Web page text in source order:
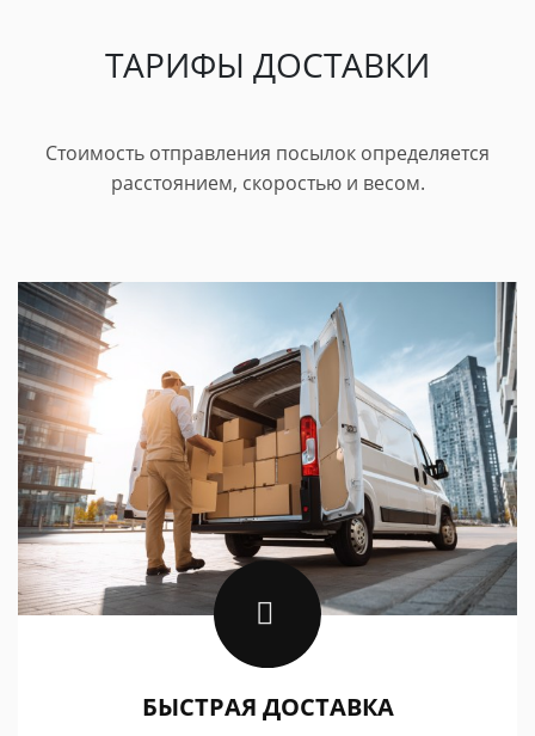
ТАРИФЫ ДОСТАВКИ
Стоимость отправления посылок определяется
расстоянием, скоростью и весом.
БЫСТРАЯ ДОСТАВКА